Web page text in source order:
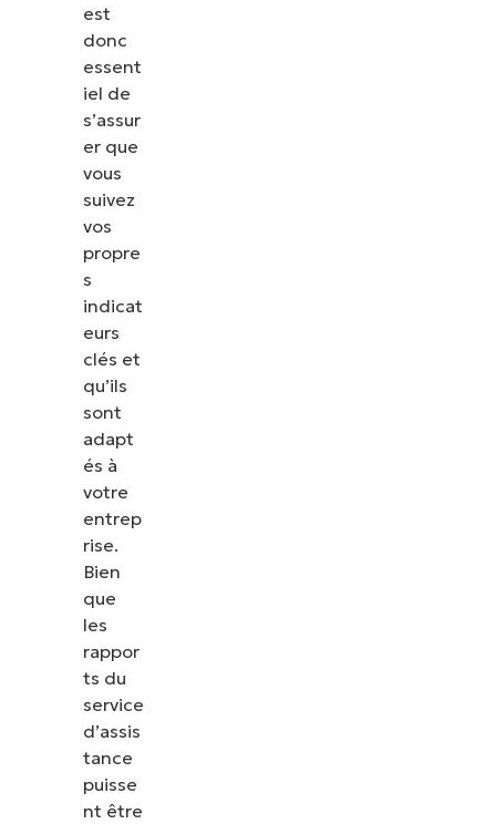
est
donc
essent
iel de
s’assur
er que
vous
suivez
vos
propre
s
indicat
eurs
clés et
qu’ils
sont
adapt
és à
votre
entrep
rise.
Bien
que
les
rappor
ts du
service
d’assis
tance
puisse
nt être